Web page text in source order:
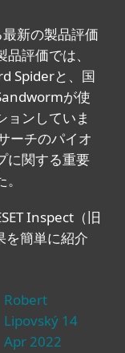
新の製品評価
評価では、
Spiderと、国
が使
ョンしていま
ーチのパイオ
に関する重要
Inspect（旧
を簡単に紹介
Robert
Lipovský 14
Apr 2022